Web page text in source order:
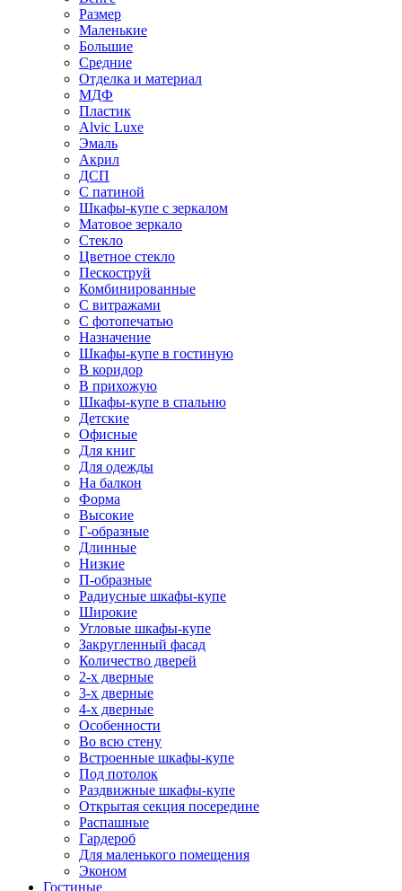
Размер
Маленькие
Большие
Средние
Отделка и материал
МДФ
Пластик
Alvic Luxe
Эмаль
Акрил
ДСП
С патиной
Шкафы-купе с зеркалом
Матовое зеркало
Стекло
Цветное стекло
Пескоструй
Комбинированные
С витражами
С фотопечатью
Назначение
Шкафы-купе в гостиную
В коридор
В прихожую
Шкафы-купе в спальню
Детские
Офисные
Для книг
Для одежды
На балкон
Форма
Высокие
Г-образные
Длинные
Низкие
П-образные
Радиусные шкафы-купе
Широкие
Угловые шкафы-купе
Закругленный фасад
Количество дверей
2-х дверные
3-х дверные
4-х дверные
Особенности
Во всю стену
Встроенные шкафы-купе
Под потолок
Раздвижные шкафы-купе
Открытая секция посередине
Распашные
Гардероб
Для маленького помещения
Эконом
Гостиные